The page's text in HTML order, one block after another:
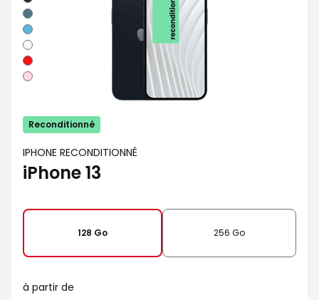
Vert
Bleu
Lumiere
stellaire
Rouge
Rose
Reconditionné
IPHONE RECONDITIONNÉ
iPhone 13
128 Go 256 Go
à partir de